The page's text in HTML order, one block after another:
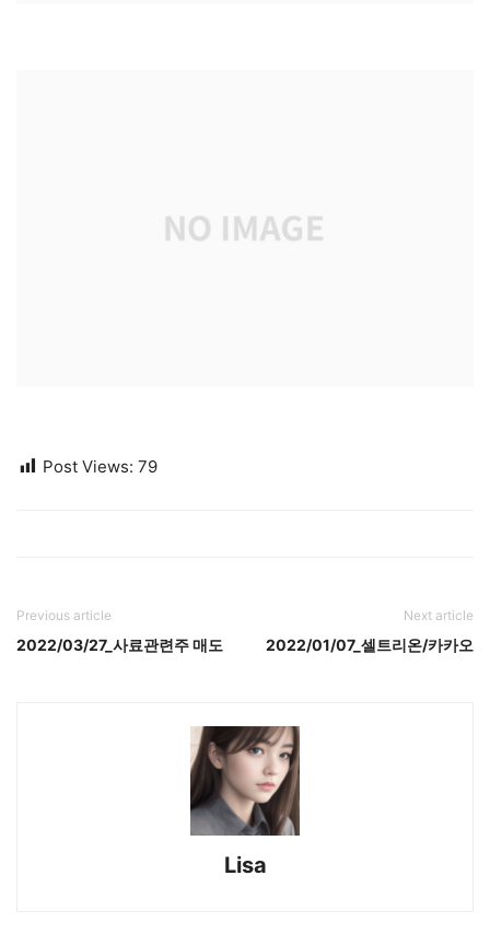
Post Views: 79
Previous article
2022/03/27_사료관련주 매도
Next article
2022/01/07_셀트리온/카카오
Lisa